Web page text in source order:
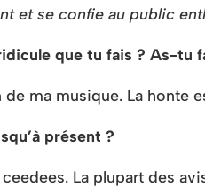
et se confie au public
que tu fais ? As-tu
ma musique. La honte
présent ?
La plupart des